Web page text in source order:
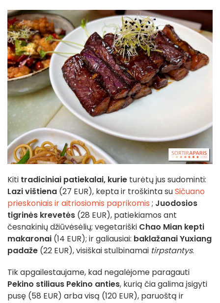
Kiti tradiciniai patiekalai, kurie turėtų jus sudominti:
Lazi vištiena (27 EUR), kepta ir troškinta suSičuano
prieskoniais ir aitriosiomis paprikomis ; Juodosios
tigrinės krevetės (28 EUR), patiekiamos ant
česnakinių džiūvėsėlių; vegetariški Chao Mian kepti
makaronai (14 EUR); ir galiausiai: baklažanai Yuxiang
padaže (22 EUR), visiškai stulbinamai tirpstantys.
Tik apgailestaujame, kad negalėjome paragauti
Pekino stiliaus Pekino anties, kurią čia galima įsigyti
pusę (58 EUR) arba visą (120 EUR), paruoštą ir